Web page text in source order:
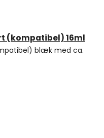
(kompatibel) 16ml
blæk med ca.